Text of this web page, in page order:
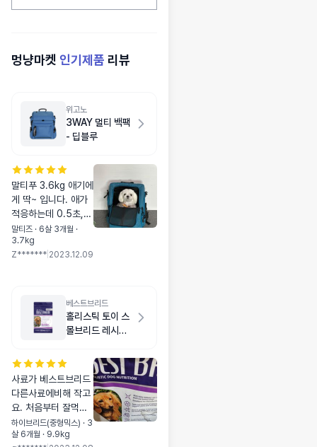
멍냥마켓 인기제품 리뷰
위고노
3WAY 멀티 백팩
- 딥블루
말티푸 3.6kg 애기에
게 딱~ 입니다. 애가
적응하는데 0.5초,
본능적으로 들어가더
니 나가자고 하네요~
제품 퀄리티도 좋고,
다른 컬러 구입하고
싶네요~ 파격적인(?)
할인 부탁합니다~ 번
말티즈 · 6살 3개월 ·
3.7kg
Z******* 2023.12.09
베스트브리드
홀리스틱 토이 스
몰브리드 레시피
사료가 베스트브리드
다른사료에비해 작고
요. 처음부터 잘먹네
요. 앞으로 아이들 먹
일생각이에요~
하이브리드(중형믹스) · 3
살 6개월 · 9.9kg